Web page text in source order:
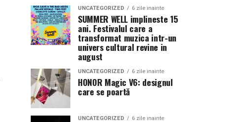
UNCATEGORIZED 6 zile inainte
SUMMER WELL implineste 15
ani. Festivalul care a
transformat muzica intr-un
univers cultural revine in
august
UNCATEGORIZED 6 zile inainte
HONOR Magic V6: designul
care se poartă
UNCATEGORIZED 6 zile inainte